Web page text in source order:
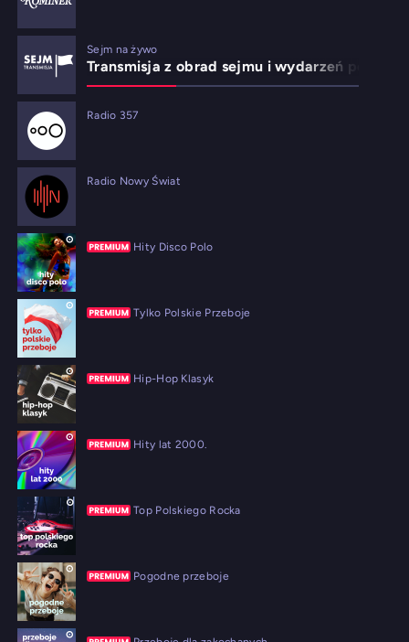
Sejm na żywo
Transmisja z obrad sejmu i wydarzeń
Radio 357
Radio Nowy Świat
Hity Disco Polo
Tylko Polskie Przeboje
Hip-Hop Klasyk
Hity lat 2000.
Top Polskiego Rocka
Pogodne przeboje